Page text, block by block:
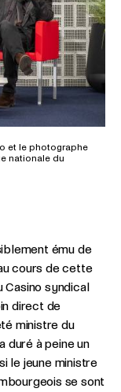
et le photographe
nationale du
ému de
cours de cette
Casino syndical
direct de
ministre du
duré à peine un
le jeune ministre
se sont